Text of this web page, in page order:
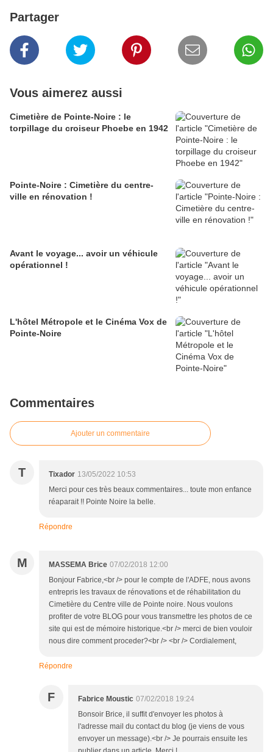
Partager
Vous aimerez aussi
Cimetière de Pointe-Noire : le
torpillage du croiseur Phoebe en 1942
Pointe-Noire : Cimetière du centre-
ville en rénovation !
Avant le voyage... avoir un véhicule
opérationnel !
L'hôtel Métropole et le Cinéma Vox de
Pointe-Noire
Commentaires
Ajouter un commentaire
T Tixador 13/05/2022 10:53
Merci pour ces très beaux commentaires... toute mon enfance
réaparait !! Pointe Noire la belle.
Répondre
M MASSEMA Brice 07/02/2018 12:00
Bonjour Fabrice,<br /> pour le compte de l'ADFE, nous avons
entrepris les travaux de rénovations et de réhabilitation du
Cimetière du Centre ville de Pointe noire. Nous voulons
profiter de votre BLOG pour vous transmettre les photos de ce
site qui est de mémoire historique.<br /> merci de bien vouloir
nous dire comment proceder?<br /> <br /> Cordialement,
Répondre
F Fabrice Moustic 07/02/2018 19:24
Bonsoir Brice, il suffit d'envoyer les photos à
l'adresse mail du contact du blog (je viens de vous
envoyer un message).<br /> Je pourrais ensuite les